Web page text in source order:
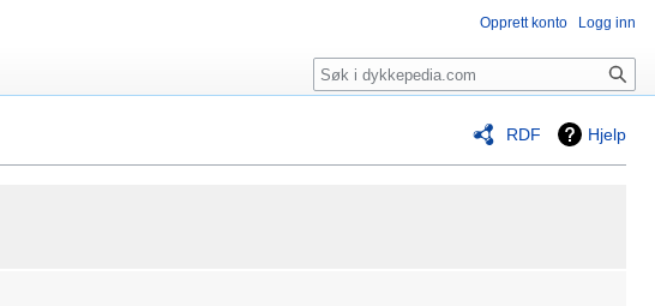
RDF Hjelp
Opprett konto Logg inn
Søk